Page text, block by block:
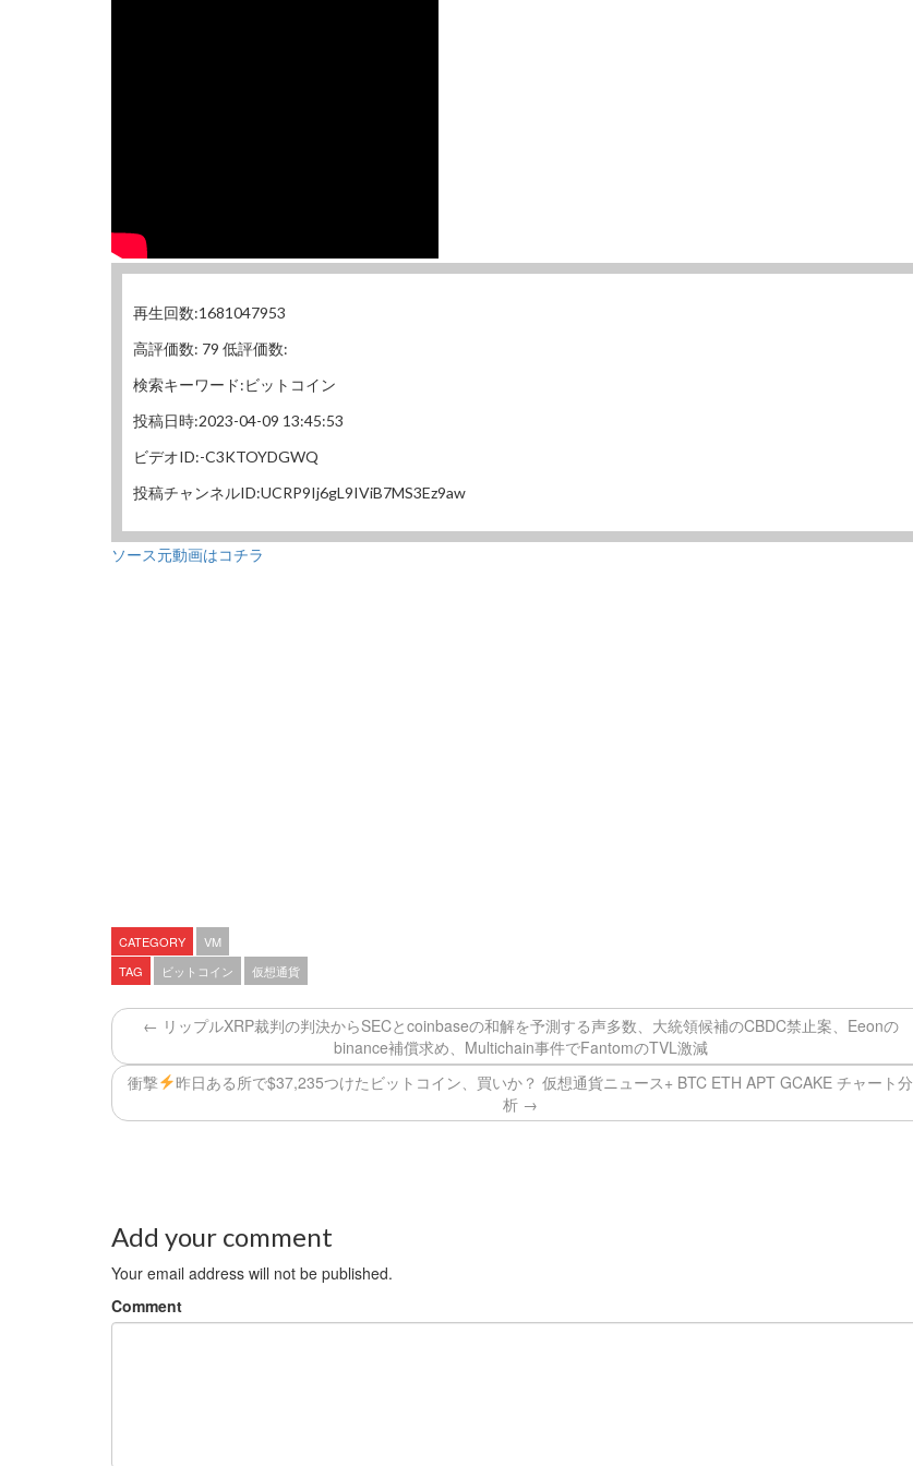
再生回数:1681047953
高評価数: 79 低評価数:
検索キーワード:ビットコイン
投稿日時:2023-04-09 13:45:53
ビデオID:-C3KTOYDGWQ
投稿チャンネルID:UCRP9Ij6gL9IViB7MS3Ez9aw
ソース元動画はコチラ
CATEGORY
VM
TAG
ビットコイン 仮想通貨
← リップルXRP裁判の判決からSECとcoinbaseの和解を予測する声多数、大統領候補のCBDC禁止案、Eeonの
binance補償求め、Multichain事件でFantomのTVL激減
衝撃
昨日ある所で$37,235つけたビットコイン、買いか？ 仮想通貨ニュース+ BTC ETH APT GCAKE チャート分
析 →
Add your comment
Your email address will not be published.
Comment